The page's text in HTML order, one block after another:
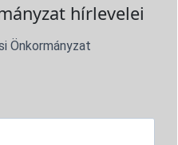
hírlevelei
Önkormányzat